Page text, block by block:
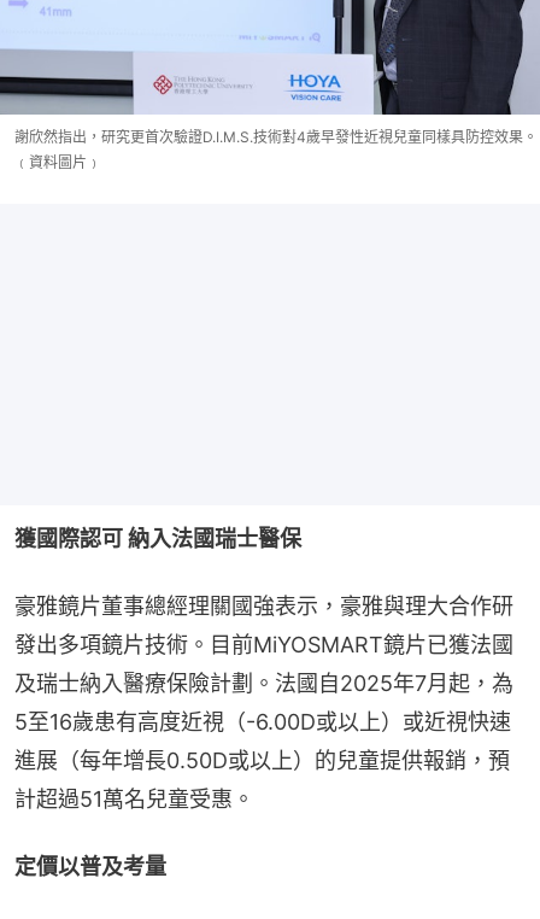
謝欣然指出，研究更首次驗證D.I.M.S.技術對4歲早發性近視兒童同樣具防控效果。
﹙資料圖片﹚
獲國際認可 納入法國瑞士醫保
豪雅鏡片董事總經理關國強表示，豪雅與理大合作研
發出多項鏡片技術。目前MiYOSMART鏡片已獲法國
及瑞士納入醫療保險計劃。法國自2025年7月起，為
5至16歲患有高度近視（-6.00D或以上）或近視快速
進展（每年增長0.50D或以上）的兒童提供報銷，預
計超過51萬名兒童受惠。
定價以普及考量